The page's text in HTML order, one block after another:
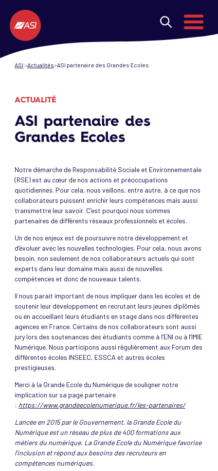
Menu
ASI Actualités ASI partenaire des Grandes Ecoles
ACTUALITÉ
ASI partenaire des
Grandes Ecoles
Notre démarche de Responsabilité Sociale et Environnementale
(RSE) est au cœur de nos actions et préoccupations
quotidiennes. Pour cela, nous veillons, entre autre, à ce que nos
collaborateurs puissent enrichir leurs compétences mais aussi
transmettre leur savoir. C’est pourquoi nous sommes
partenaires de différents réseaux professionnels et écoles.
Un de nos enjeux est de poursuivre notre développement et
d’évoluer avec les nouvelles technologies. Pour cela, nous avons
besoin, non seulement de nos collaborateurs actuels qui sont
experts dans leur domaine mais aussi de nouvelles
compétences et donc de nouveaux talents.
Il nous parait important de nous impliquer dans les écoles et de
soutenir leur développement en recrutant leurs jeunes diplômés
ou en accueillant leurs étudiants en stage dans nos différentes
agences en France. Certains de nos collaborateurs sont aussi
jury lors des soutenances des étudiants comme à l’ENI ou à l’IMIE
Numérique. Nous participons aussi régulièrement aux Forum des
différentes écoles INSEEC, ESSCA et autres écoles
prestigieuses.
Merci à la Grande Ecole du Numérique de souligner notre
implication sur sa page partenaire
: https://www.grandeecolenumerique.fr/les-partenaires/
Lancée en 2015 par le Gouvernement, la Grande Ecole du
Numérique est un réseau de plus de 400 formations aux
métiers du numérique. La Grande Ecole du Numérique favorise
l’inclusion et répond aux besoins des recruteurs en
compétences numériques.